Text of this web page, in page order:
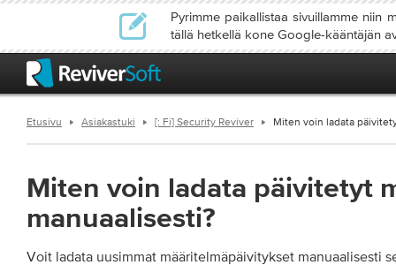
Pyrimme paikallistaa sivuillamme niin
tällä hetkellä kone Google-kääntäjän
Etusivu Asiakastuki [: Fi] Security Reviver Miten voin ladata
Miten voin ladata päivitetyt
manuaalisesti?
Voit ladata uusimmat määritelmäpäivitykset manuaalisesti